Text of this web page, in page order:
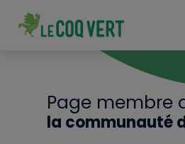
Page membre
la communauté